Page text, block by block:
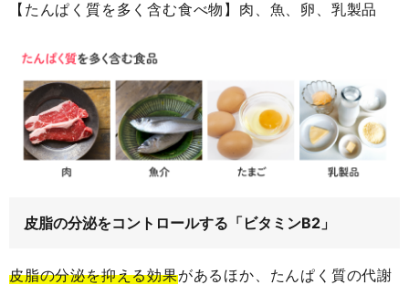
【たんぱく質を多く含む食べ物】肉、魚、卵、乳製品
皮脂の分泌をコントロールする「ビタミンB2」
皮脂の分泌を抑える効果があるほか、たんぱく質の代謝